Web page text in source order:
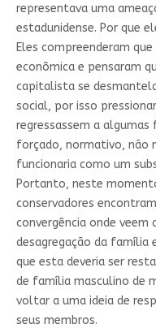
representava uma
estadunidense. Por que
Eles compreenderam
econômica e pensaram
capitalista se
social, por isso
regressassem a
forçado, normativo, não
funcionaria como um
Portanto, neste
conservadores
convergência onde veem
desagregação da família
que esta deveria ser
de família masculino de
voltar a uma ideia de
seus membros.